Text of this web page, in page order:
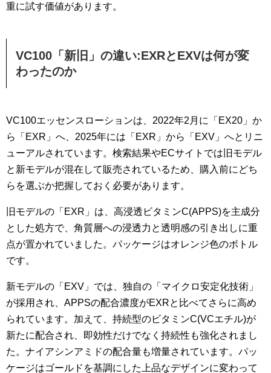
重に試す価値があります。
VC100「新旧」の違い:EXRとEXVは何が変
わったのか
VC100エッセンスローションは、2022年2月に「EX20」か
ら「EXR」へ、2025年には「EXR」から「EXV」へとリニ
ューアルされています。検索結果やECサイトでは旧モデル
と新モデルが混在して販売されているため、購入前にどち
らを選ぶか把握しておく必要があります。
旧モデルの「EXR」は、高浸透ビタミンC(APPS)を主成分
とした処方で、角質層への浸透力と透明感の引き出しに重
点が置かれていました。パッケージはオレンジ色のボトル
です。
新モデルの「EXV」では、独自の「マイクロ安定化技術」
が採用され、APPSの配合濃度がEXRと比べてさらに高め
られています。加えて、持続型のビタミンC(VCエチル)が
新たに配合され、即効性だけでなく持続性も強化されまし
た。ナイアシンアミドの配合量も増量されています。パッ
ケージはゴールドを基調にした上品なデザインに変わって